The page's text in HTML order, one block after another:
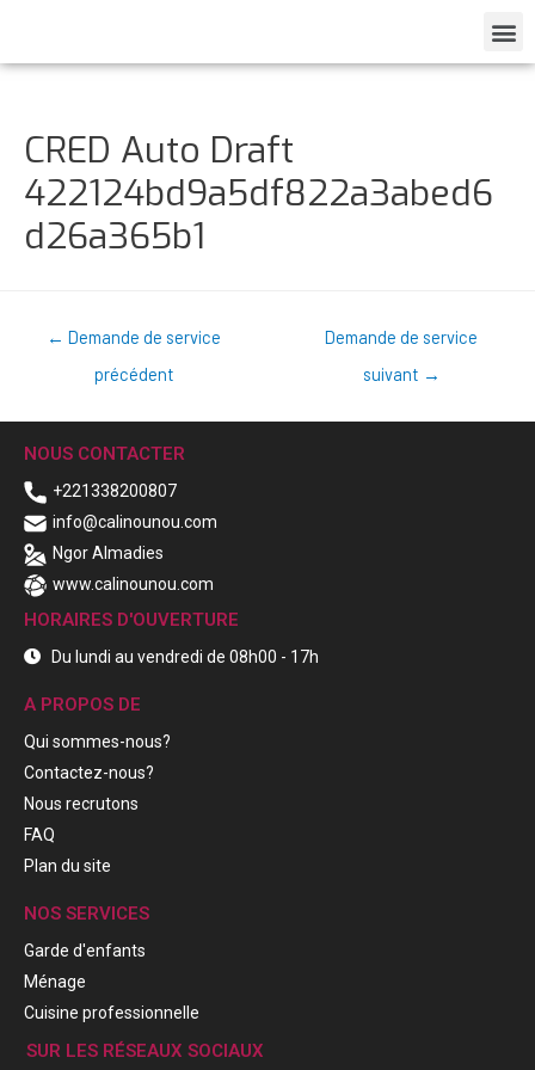
CRED Auto Draft
422124bd9a5df822a3abed6
d26a365b1
← Demande de service
précédent
Demande de service
suivant →
NOUS CONTACTER
+221338200807
info@calinounou.com
Ngor Almadies
www.calinounou.com
HORAIRES D'OUVERTURE
Du lundi au vendredi de 08h00 - 17h
A PROPOS DE
Qui sommes-nous?
Contactez-nous?
Nous recrutons
FAQ
Plan du site
NOS SERVICES
Garde d'enfants
Ménage
Cuisine professionnelle
SUR LES RÉSEAUX SOCIAUX